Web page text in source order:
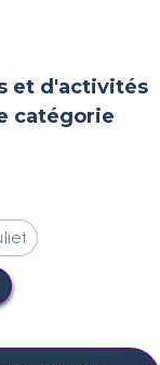
et d'activités
catégorie